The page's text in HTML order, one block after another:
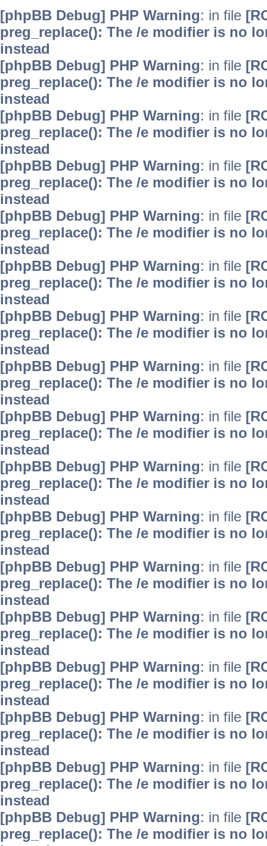
[phpBB Debug] PHP Warning: in file
preg_replace(): The /e modifier is no
instead
[phpBB Debug] PHP Warning: in file
preg_replace(): The /e modifier is no
instead
[phpBB Debug] PHP Warning: in file
preg_replace(): The /e modifier is no
instead
[phpBB Debug] PHP Warning: in file
preg_replace(): The /e modifier is no
instead
[phpBB Debug] PHP Warning: in file
preg_replace(): The /e modifier is no
instead
[phpBB Debug] PHP Warning: in file
preg_replace(): The /e modifier is no
instead
[phpBB Debug] PHP Warning: in file
preg_replace(): The /e modifier is no
instead
[phpBB Debug] PHP Warning: in file
preg_replace(): The /e modifier is no
instead
[phpBB Debug] PHP Warning: in file
preg_replace(): The /e modifier is no
instead
[phpBB Debug] PHP Warning: in file
preg_replace(): The /e modifier is no
instead
[phpBB Debug] PHP Warning: in file
preg_replace(): The /e modifier is no
instead
[phpBB Debug] PHP Warning: in file
preg_replace(): The /e modifier is no
instead
[phpBB Debug] PHP Warning: in file
preg_replace(): The /e modifier is no
instead
[phpBB Debug] PHP Warning: in file
preg_replace(): The /e modifier is no
instead
[phpBB Debug] PHP Warning: in file
preg_replace(): The /e modifier is no
instead
[phpBB Debug] PHP Warning: in file
preg_replace(): The /e modifier is no
instead
[phpBB Debug] PHP Warning: in file
preg_replace(): The /e modifier is no